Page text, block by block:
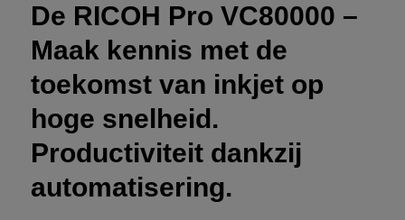
De RICOH Pro VC80000 –
Maak kennis met de
toekomst van inkjet op
hoge snelheid.
Productiviteit dankzij
automatisering.